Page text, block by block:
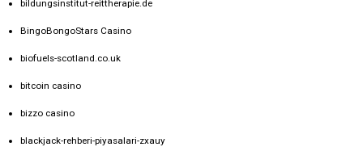
bildungsinstitut-reittherapie.de
BingoBongoStars Casino
biofuels-scotland.co.uk
bitcoin casino
bizzo casino
blackjack-rehberi-piyasalari-zxauy